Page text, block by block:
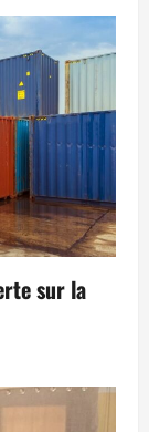
sur la